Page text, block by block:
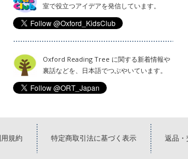
室で役立つアイデアを発信しています。
Oxford Reading Tree に関する新着情報や
裏話などを、日本語でつぶやいています。
規約 特定商取引法に基づく表示 返品・